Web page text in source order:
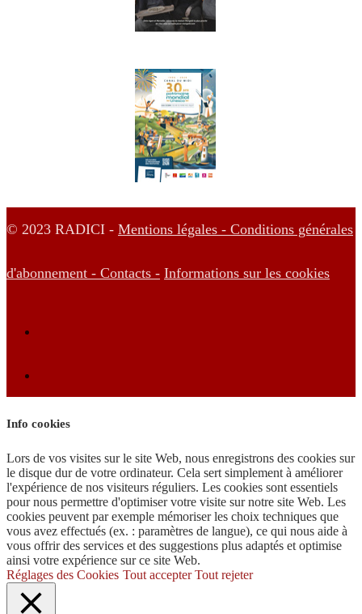
© 2023 RADICI - Mentions légales - Conditions générales
d'abonnement - Contacts - Informations sur les cookies
Info cookies
Lors de vos visites sur le site Web, nous enregistrons des cookies sur
le disque dur de votre ordinateur. Cela sert simplement à améliorer
l'expérience de nos visiteurs réguliers. Les cookies sont essentiels
pour nous permettre d'optimiser votre visite sur notre site Web. Les
cookies peuvent par exemple mémoriser les choix techniques que
vous avez effectués (ex. : paramètres de langue), ce qui nous aide à
vous offrir des services et des suggestions plus adaptés et optimise
ainsi votre expérience sur ce site Web.
Réglages des Cookies Tout accepter Tout rejeter